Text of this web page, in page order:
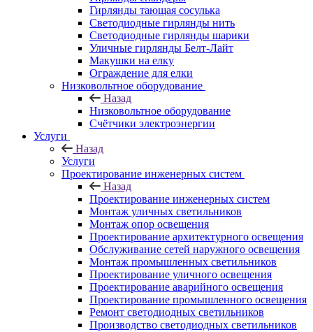
Гирлянды тающая сосулька
Светодиодные гирлянды нить
Светодиодные гирлянды шарики
Уличные гирлянды Белт-Лайт
Макушки на елку
Ограждение для елки
Низковольтное оборудование
Назад
Низковольтное оборудование
Счётчики электроэнергии
Услуги
Назад
Услуги
Проектирование инженерных систем
Назад
Проектирование инженерных систем
Монтаж уличных светильников
Монтаж опор освещения
Проектирование архитектурного освещения
Обслуживание сетей наружного освещения
Монтаж промышленных светильников
Проектирование уличного освещения
Проектирование аварийного освещения
Проектирование промышленного освещения
Ремонт светодиодных светильников
Производство светодиодных светильников